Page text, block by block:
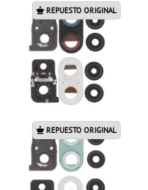
REPUESTO ORIGINAL
REPUESTO ORIGINAL